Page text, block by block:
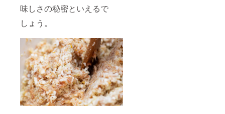
味しさの秘密といえるで
しょう。